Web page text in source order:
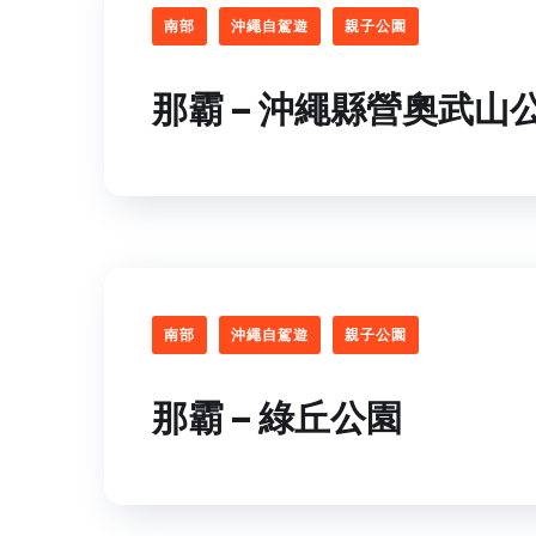
南部 沖繩自駕遊 親子公園
那霸 – 沖繩縣營奧武山
南部 沖繩自駕遊 親子公園
那霸 – 綠丘公園